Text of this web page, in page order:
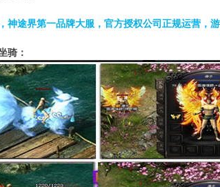
神途界第一品牌大服，官方授权公司正规运营，
骑：